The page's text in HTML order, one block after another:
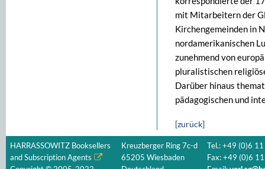
mit Mitarbeitern der
Kirchengemeinden in
nordamerikanischen
zunehmend von
pluralistischen
Darüber hinaus
pädagogischen und
[zurück]
HARRASSOWITZ Booksellers
and Subscription Agents
Kreuzberger Ring 7c-d
65205 Wiesbaden
Tel.: +49 (0)6
Fax: +49 (0)6